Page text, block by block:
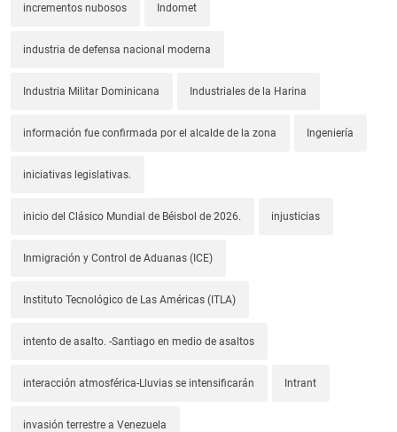
incrementos nubosos Indomet
industria de defensa nacional moderna
Industria Militar Dominicana Industriales de la Harina
información fue confirmada por el alcalde de la zona Ingeniería
iniciativas legislativas.
inicio del Clásico Mundial de Béisbol de 2026. injusticias
Inmigración y Control de Aduanas (ICE)
Instituto Tecnológico de Las Américas (ITLA)
intento de asalto. -Santiago en medio de asaltos
interacción atmosférica-Lluvias se intensificarán Intrant
invasión terrestre a Venezuela